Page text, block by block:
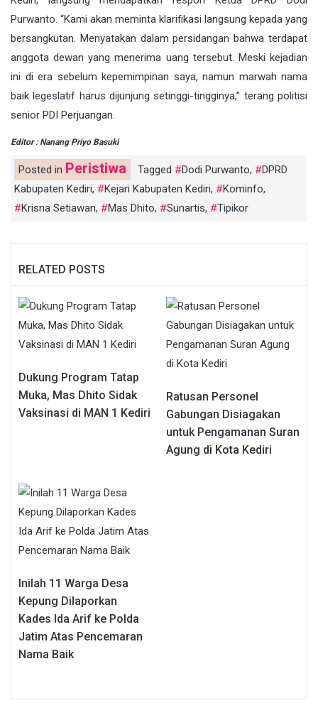
Purwanto. “Kami akan meminta klarifikasi langsung kepada yang
bersangkutan. Menyatakan dalam persidangan bahwa terdapat
anggota dewan yang menerima uang tersebut. Meski kejadian
ini di era sebelum kepemimpinan saya, namun marwah nama
baik legeslatif harus dijunjung setinggi-tingginya,” terang politisi
senior PDI Perjuangan.
Editor : Nanang Priyo Basuki
Posted in Peristiwa Tagged Dodi Purwanto,
DPRD
Kabupaten Kediri, Kejari Kabupaten Kediri, Kominfo,
Krisna Setiawan, Mas Dhito, Sunartis, Tipikor
RELATED POSTS
Dukung Program Tatap
Muka, Mas Dhito Sidak
Vaksinasi di MAN 1 Kediri
Ratusan Personel
Gabungan Disiagakan
untuk Pengamanan Suran
Agung di Kota Kediri
Inilah 11 Warga Desa
Kepung Dilaporkan
Kades Ida Arif ke Polda
Jatim Atas Pencemaran
Nama Baik